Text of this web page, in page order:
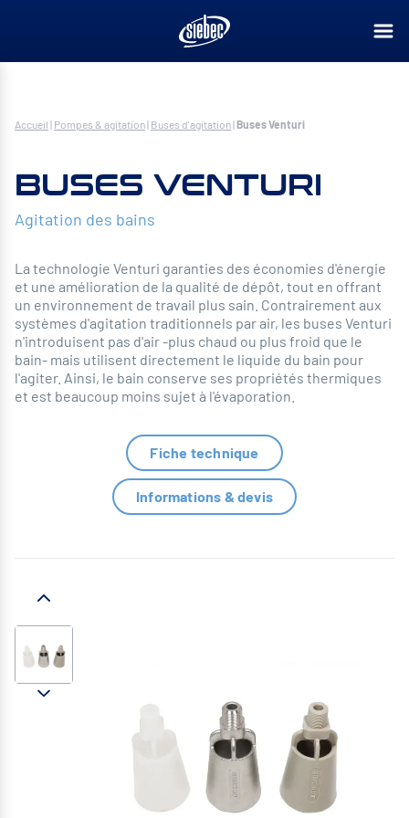
Accueil | Pompes & agitation| Buses d'agitation|Buses Venturi
BUSES VENTURI
Agitation des bains
La technologie Venturi garanties des économies d'énergie
et une amélioration de la qualité de dépôt, tout en offrant
un environnement de travail plus sain. Contrairement aux
systèmes d'agitation traditionnels par air, les buses Venturi
n'introduisent pas d'air -plus chaud ou plus froid que le
bain- mais utilisent directement le liquide du bain pour
l'agiter. Ainsi, le bain conserve ses propriétés thermiques
et est beaucoup moins sujet à l'évaporation.
Fiche technique
Informations & devis